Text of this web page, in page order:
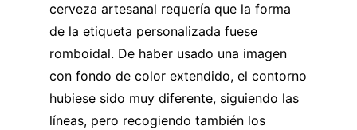
cerveza artesanal requería que la forma
de la etiqueta personalizada fuese
romboidal. De haber usado una imagen
con fondo de color extendido, el contorno
hubiese sido muy diferente, siguiendo las
líneas, pero recogiendo también los